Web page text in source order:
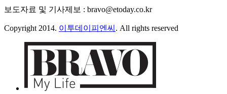
보도자료 및 기사제보 : bravo@etoday.co.kr
Copyright 2014. 이투데이피엔씨 . All rights reserved